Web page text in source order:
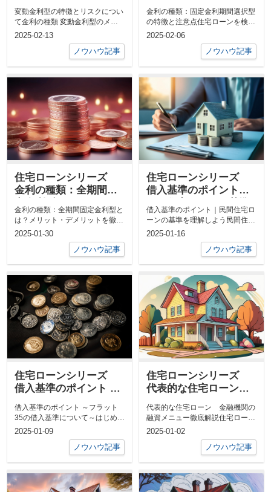
変動金利型の特徴とリスクについ
て金利の種類 変動金利型のメリ
ットとリスク変動金利型とは？変
2025-02-13
ノウハウ記事
意点
金利の種類：固定金利期間選択型
の特徴と注意点住宅ローンを検討
する際、金利タイプの選択は重要
2025-02-06
ノウハウ記事
住宅ローンシリーズ
金利の種類：全期間固
ト・デメリットを徹底
解説！
金利の種類：全期間固定金利型と
は？メリット・デメリットを徹底
解説！住宅ローンを選ぶ際、どの
2025-01-30
ノウハウ記事
住宅ローンシリーズ
借入基準のポイント｜
を理解しよう
借入基準のポイント｜民間住宅ロ
ーンの基準を理解しよう民間住宅
ローンの借入基準とは？住宅を購
2025-01-16
ノウハウ記事
住宅ローンシリーズ
借入基準のポイント ～
について～
借入基準のポイント ～フラット
35の借入基準について～はじめに
住宅ローンを利用する際、最も重
2025-01-09
ノウハウ記事
住宅ローンシリーズ
代表的な住宅ローン
ー徹底解説
代表的な住宅ローン 金融機関の
融資メニュー徹底解説住宅ローン
は人生の中で最大の買い物となる
2025-01-02
ノウハウ記事